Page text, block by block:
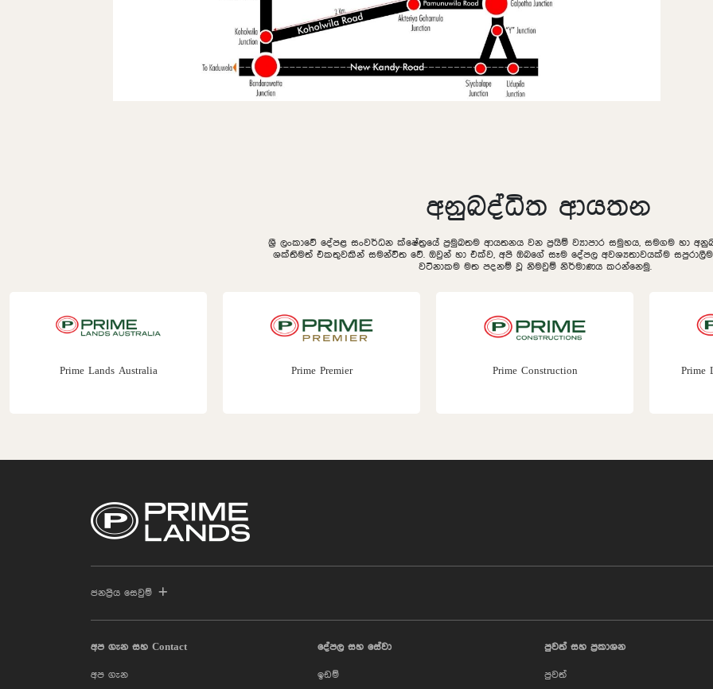
අනුබද්ධිත ආයතන
ශ්‍රී ලංකාවේ දේපළ සංවර්ධන ක්ෂේත්‍රයේ ප්‍රමුඛතම ආයතනය වන ප්‍රයිම් ව්‍යාපාර සමුහය, සමගම හා
ශක්තිමත් එකතුවකින් සමන්විත වේ. ඔවුන් හා එක්ව, අපි ඔබගේ සෑම දේපල අවශ්‍යතාවයක්ම
වටිනාකම මත පදනම් වූ නිමවුම් නිර්මාණය කරන්නෙමු.
Prime Lands Australia Prime Premier Prime Construction Prime
ජනප්‍රිය සෙවුම්
අප ගැන සහ Contact
අප ගැන
දේපල සහ සේවා
ඉඩම්
පුවත් සහ ප්‍රකාශන
පුවත්